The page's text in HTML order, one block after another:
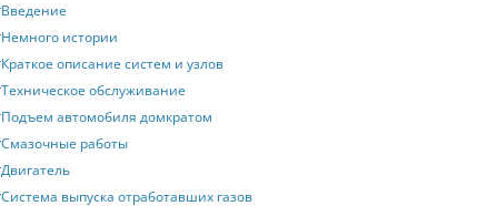
Введение
Немного истории
Краткое описание систем и узлов
Техническое обслуживание
Подъем автомобиля домкратом
Смазочные работы
Двигатель
Система выпуска отработавших газов